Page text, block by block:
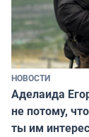
НОВОСТИ
Аделаида
не потому,
ты им